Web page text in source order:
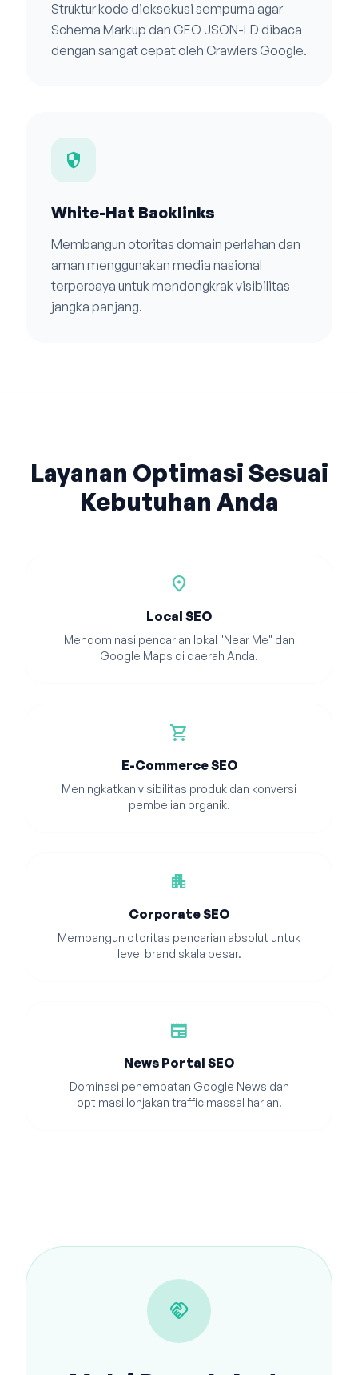
Struktur kode dieksekusi sempurna agar
Schema Markup dan GEO JSON-LD dibaca
dengan sangat cepat oleh Crawlers Google.
security
White-Hat Backlinks
Membangun otoritas domain perlahan dan
aman menggunakan media nasional
terpercaya untuk mendongkrak visibilitas
jangka panjang.
Layanan Optimasi Sesuai
Kebutuhan Anda
location_on
Local SEO
Mendominasi pencarian lokal "Near Me" dan
Google Maps di daerah Anda.
shopping_cart
E-Commerce SEO
Meningkatkan visibilitas produk dan konversi
pembelian organik.
apartment
Corporate SEO
Membangun otoritas pencarian absolut untuk
level brand skala besar.
newspaper
News Portal SEO
Dominasi penempatan Google News dan
optimasi lonjakan traffic massal harian.
handshake